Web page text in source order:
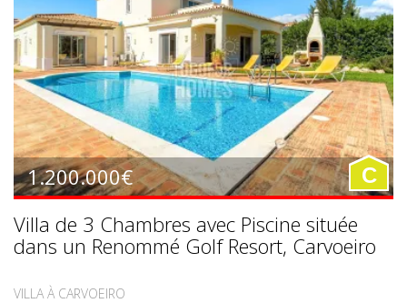
1.200.000€ C
Villa de 3 Chambres avec Piscine située
dans un Renommé Golf Resort, Carvoeiro
VILLA À CARVOEIRO